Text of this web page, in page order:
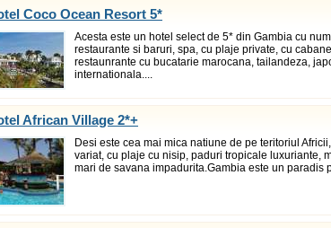
Coco Ocean Resort 5*
Acesta este un hotel select de 5* din Gambia cu
restaurante si baruri, spa, cu plaje private, cu
restaunrante cu bucatarie marocana, tailandeza,
internationala....
African Village 2*+
Desi este cea mai mica natiune de pe teritoriul
variat, cu plaje cu nisip, paduri tropicale luxuriante,
mari de savana impadurita.Gambia este un paradis